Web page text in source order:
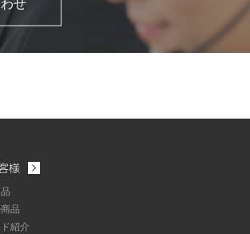
様
品
紹介